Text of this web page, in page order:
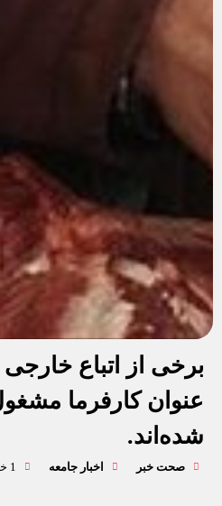
برخی از اتباع خارجی
عنوان کارفرما
شده‌اند.
صحت خبر اخبار جامعه 1 خرداد 1404